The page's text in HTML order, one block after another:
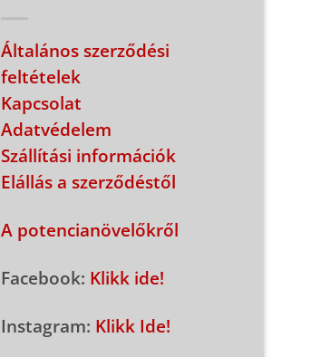
Általános szerződési
feltételek
Kapcsolat
Adatvédelem
Szállítási információk
Elállás a szerződéstől
A potencianövelőkről
Facebook: Klikk ide!
Instagram: Klikk Ide!